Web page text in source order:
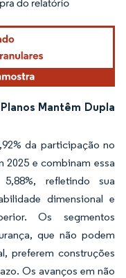
Mantêm Dupla
da participação no
2025 e combinam essa
refletindo sua
dimensional e
Os segmentos
que não podem
preferem construções
Os avanços em não